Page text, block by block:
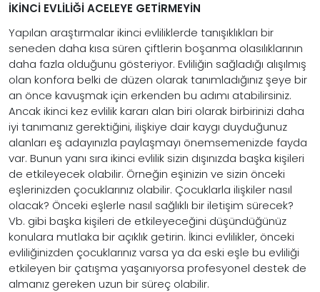
İKİNCİ EVLİLİĞİ ACELEYE GETİRMEYİN
Yapılan araştırmalar ikinci evliliklerde tanışıklıkları bir
seneden daha kısa süren çiftlerin boşanma olasılıklarının
daha fazla olduğunu gösteriyor. Evliliğin sağladığı alışılmış
olan konfora belki de düzen olarak tanımladığınız şeye bir
an önce kavuşmak için erkenden bu adımı atabilirsiniz.
Ancak ikinci kez evlilik kararı alan biri olarak birbirinizi daha
iyi tanımanız gerektiğini, ilişkiye dair kaygı duyduğunuz
alanları eş adayınızla paylaşmayı önemsemenizde fayda
var. Bunun yanı sıra ikinci evlilik sizin dışınızda başka kişileri
de etkileyecek olabilir. Örneğin eşinizin ve sizin önceki
eşlerinizden çocuklarınız olabilir. Çocuklarla ilişkiler nasıl
olacak? Önceki eşlerle nasıl sağlıklı bir iletişim sürecek?
Vb. gibi başka kişileri de etkileyeceğini düşündüğünüz
konulara mutlaka bir açıklık getirin. İkinci evlilikler, önceki
evliliğinizden çocuklarınız varsa ya da eski eşle bu evliliği
etkileyen bir çatışma yaşanıyorsa profesyonel destek de
almanız gereken uzun bir süreç olabilir.